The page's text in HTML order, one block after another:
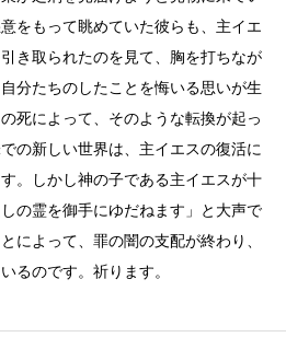
をもって眺めていた彼らも、主イエ
き取られたのを見て、胸を打ちなが
分たちのしたことを悔いる思いが生
死によって、そのような転換が起っ
の新しい世界は、主イエスの復活に
。しかし神の子である主イエスが十
の霊を御手にゆだねます」と大声で
によって、罪の闇の支配が終わり、
るのです。祈ります。